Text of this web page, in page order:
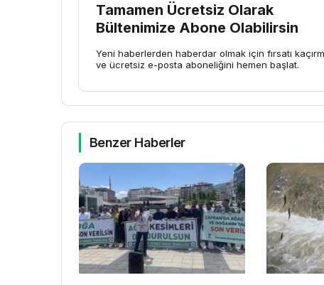
Tamamen Ücretsiz Olarak
Bültenimize Abone Olabilirsin
Yeni haberlerden haberdar olmak için fırsatı
ve ücretsiz e-posta aboneliğini hemen başlat.
Benzer Haberler